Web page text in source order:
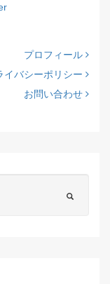
プロフィール
イバシーポリシー
お問い合わせ